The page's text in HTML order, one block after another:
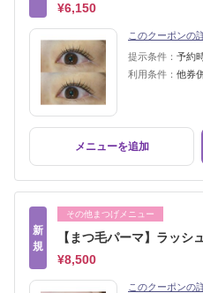
¥6,150
このクーポンの
提示条件： 予約
利用条件： 他券
メニューを追加
新
規
その他まつげメニュー
【まつ毛パーマ】ラッシ
¥8,500
このクーポンの